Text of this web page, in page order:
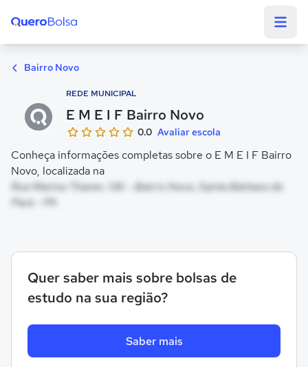
Bairro Novo
REDE MUNICIPAL
E M E I F Bairro Novo
0.0 Avaliar escola
Conheça informações completas sobre o E M E I F Bairro
Novo, localizada na
Rua Marina Thaner, 136 - Bairro Novo, Santa Bárbara do
Pará - PA
Quer saber mais sobre bolsas de
estudo na sua região?
Saber mais